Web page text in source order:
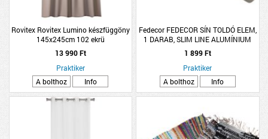
Rovitex Rovitex Lumino készfüggöny
145x245cm 102 ekrü
13 990 Ft
Praktiker
A bolthoz
Info
Fedecor FEDECOR SÍN TOLDÓ ELEM,
1 DARAB, SLIM LINE ALUMÍNIUM
SÍNHEZ
1 899 Ft
Praktiker
A bolthoz
Info